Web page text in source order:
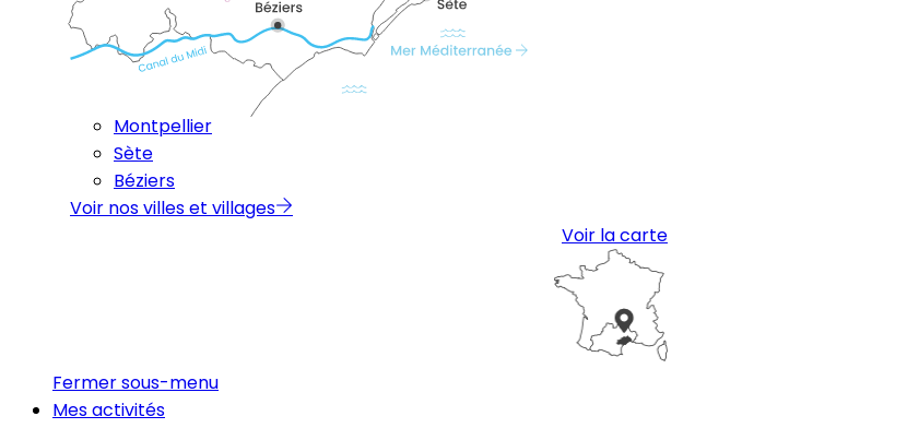
Montpellier
Sète
Béziers
Voir nos villes et villages
Voir la carte
Fermer sous-menu
Mes activités